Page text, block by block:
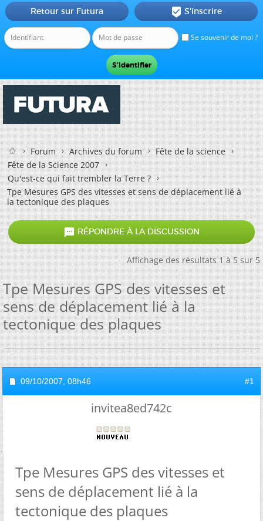
Se souvenir de moi ?
Retour sur Futura  S'inscrire
Forum Archives du forum
Fête de la science
Fête de la Science 2007
Qu'est-ce qui fait trembler la Terre ?
Tpe Mesures GPS des vitesses et sens de déplacement lié à
la tectonique des plaques
 RÉPONDRE À LA DISCUSSION
Affichage des résultats 1 à 5 sur 5
Tpe Mesures GPS des vitesses et
sens de déplacement lié à la
tectonique des plaques
09/10/2007, 08h46 #1
invitea8ed742c
Tpe Mesures GPS des vitesses et
sens de déplacement lié à la
tectonique des plaques